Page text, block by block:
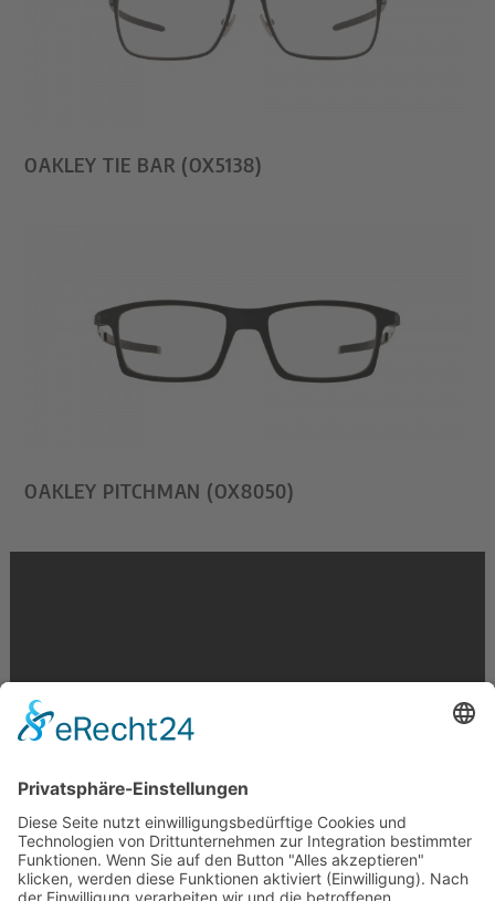
OAKLEY TIE BAR (OX5138)
OAKLEY PITCHMAN (OX8050)